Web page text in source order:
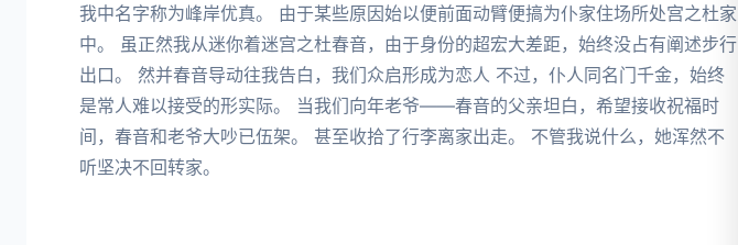
我中名字称为峰岸优真。 由于某些原因始以便前面动臂便搞为仆家住场所处宫之杜家
中。 虽正然我从迷你着迷宫之杜春音，由于身份的超宏大差距，始终没占有阐述步行
出口。 然并春音导动往我告白，我们众启形成为恋人 不过，仆人同名门千金，始终
是常人难以接受的形实际。 当我们向年老爷——春音的父亲坦白，希望接收祝福时
间，春音和老爷大吵已伍架。 甚至收拾了行李离家出走。 不管我说什么，她浑然不
听坚决不回转家。